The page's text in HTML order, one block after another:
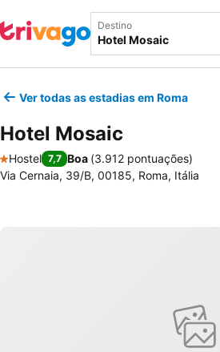
Destino
Ver todas as estadias em Roma
Hotel Mosaic
1 Estrelas
Hostel 7,7 Boa (3.912 pontuações)
Via Cernaia, 39/B, 00185, Roma, Itália